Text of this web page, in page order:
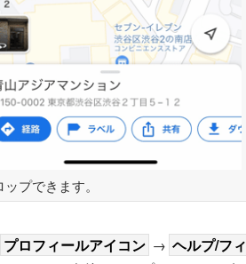
プできます。
プロフィールアイコン → ヘルプ/フィ